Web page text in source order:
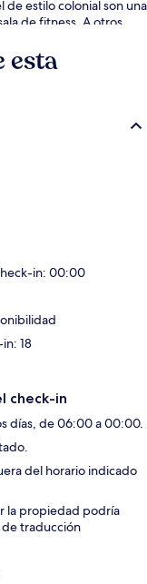
de estilo colonial son una
de fitness. A otros
esta
in: 00:00
18
check-in
días, de 06:00 a 00:00.
del horario indicado
la propiedad podría
traducción